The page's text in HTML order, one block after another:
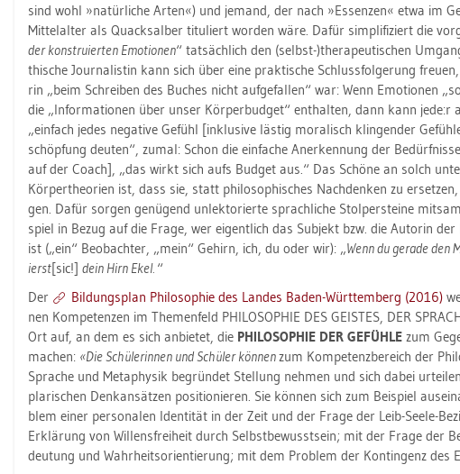
sind wohl »na­tür­li­che Arten«) und je­mand, der nach »Es­sen­zen« etwa im
Mit­tel­al­ter als Quack­sal­ber ti­tu­liert wor­den wäre. Dafür sim­pli­fi­ziert die
der kon­stru­ier­ten Emo­tio­nen“ tat­säch­lich den (selbst-)the­ra­peu­ti­schen
thi­sche Jour­na­lis­tin kann sich über eine prak­ti­sche Schluss­fol­ge­rung
rin „beim Schrei­ben des Bu­ches nicht auf­ge­fal­len“ war: Wenn Emo­tio­nen
die „In­for­ma­tio­nen über unser Kör­per­bud­get“ ent­hal­ten, dann kann jede:r
„ein­fach jedes ne­ga­ti­ve Ge­fühl [in­klu­si­ve läs­tig mo­ra­lisch klin­gen­der
schöp­fung deu­ten“, zumal: Schon die ein­fa­che An­er­ken­nung der
auf der Coach], „das wirkt sich aufs Bud­get aus.“ Das Schö­ne an solch
Kör­per­theo­ri­en ist, dass sie, statt phi­lo­so­phi­sches Nach­den­ken zu
gen. Dafür sor­gen ge­nü­gend un­lek­t­o­rier­te sprach­li­che Stol­per­stei­ne
spiel in Bezug auf die Frage, wer ei­gent­lich das Sub­jekt bzw. die Au­to­rin
ist („ein“ Be­ob­ach­ter, „mein“ Ge­hirn, ich, du oder wir): „Wenn du ge­ra­de den
ierst[sic!] dein Hirn Ekel. “
Der
Bil­dungs­plan Phi­lo­so­phie des Lan­des Baden-Würt­tem­berg (2016)
nen Kom­pe­ten­zen im The­men­feld PHI­LO­SO­PHIE DES GEIS­TES, DER
Ort auf, an dem es sich an­bie­tet, die PHI­LO­SO­PHIE DER GE­FÜH­LEzum
ma­chen: «Die Schü­le­rin­nen und Schü­ler kön­nenzum Kom­pe­tenz­be­reich der
Spra­che und Me­ta­phy­sik be­grün­det Stel­lung neh­men und sich dabei
pla­ri­schen Denk­an­sät­zen po­si­tio­nie­ren. Sie kön­nen sich zum Bei­spiel
blem einer per­so­na­len Iden­ti­tät in der Zeit und der Frage der Leib-Seele-
Er­klä­rung von Wil­lens­frei­heit durch Selbst­be­wusst­sein; mit der Frage der
deu­tung und Wahr­heits­ori­en­tie­rung; mit dem Pro­blem der Kon­tin­genz des